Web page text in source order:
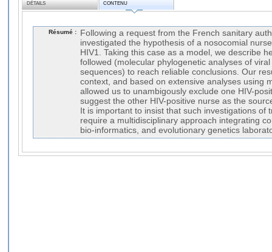
DÉTAILS CONTENU
Résumé :
Following a request from the French sanitary
investigated the hypothesis of a nosocomial
HIV1. Taking this case as a model, we describe
followed (molecular phylogenetic analyses of
sequences) to reach reliable conclusions. Our
context, and based on extensive analyses using
allowed us to unambigously exclude one HIV-
suggest the other HIV-positive nurse as the
It is important to insist that such investigations of
require a multidisciplinary approach integrating
bio-informatics, and evolutionary genetics